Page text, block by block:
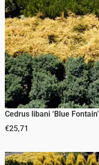
Cedrus libani ‘Blue Fontain’
€25,71